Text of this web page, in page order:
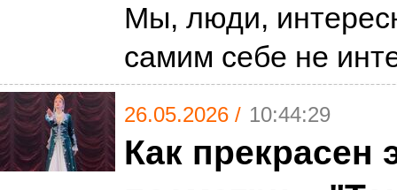
Мы, люди,
самим себе не
26.05.2026 / 10:44:29
Как прекрасен